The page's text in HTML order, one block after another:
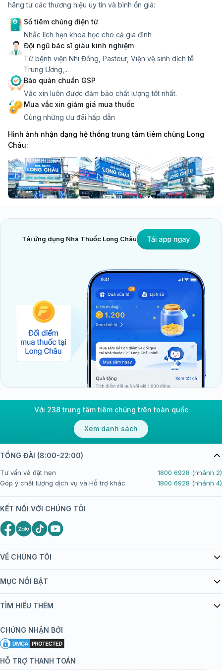
hãng từ các thương hiệu uy tín và bình ổn giá:
Sổ tiêm chủng điện tử
Nhắc lịch hẹn khoa học cho cả gia đình
Đội ngũ bác sĩ giàu kinh nghiệm
Từ bệnh viện Nhi Đồng, Pasteur, Viện vệ sinh dịch tễ
Trung Ương,...
Bảo quản chuẩn GSP
Vắc xin luôn được đảm bảo chất lượng tốt nhất.
Mua vắc xin giảm giá mua thuốc
Cùng những ưu đãi hấp dẫn
Hình ảnh nhận dạng hệ thống trung tâm tiêm chủng Long
Châu:
Tải ứng dụng Nhà Thuốc Long Châu
Với 238 trung tâm tiêm chủng trên toàn quốc
Xem danh sách
VỀ CHÚNG TÔI
Giới thiệu Tiêm Chủng FPT Long Châu
bán hàng
Chính sách nội dung
Chính sách bảo mật
Chính sách bảo mật dữ liệu cá nhân
MỤC NỔI BẬT
Danh mục vắc xin
Đội ngũ bác sĩ, chuyên gia
Hệ thống trung tâm tiêm chủng
TÌM HIỂU THÊM
Khuyến mãi
Tôi nên tiêm gì?
Tiêm chủng đi nước ngoài
CHỨNG NHẬN BỞI
HỖ TRỢ THANH TOÁN
TỔNG ĐÀI (8:00-22:00)
Tư vấn và đặt hẹn
1800 6928 (nhánh 2)
Góp ý chất lượng dịch vụ và Hỗ trợ khác
1800 6928 (nhánh 4)
KẾT NỐI VỚI CHÚNG TÔI